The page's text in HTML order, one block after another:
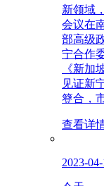
新领域
会议在
部高级
宁合作
《新加
见证新
簦合，
查看详
2023-